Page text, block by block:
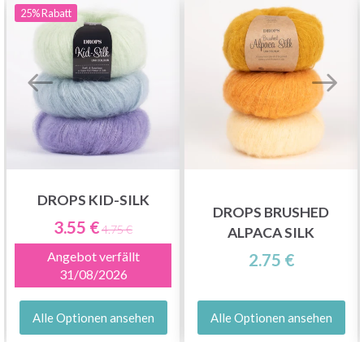
25%Rabatt
DROPS KID-SILK
3.55 €4.75 €
Angebot verfällt
31/08/2026
Alle Optionen ansehen
DROPS BRUSHED
ALPACA SILK
2.75 €
Alle Optionen ansehen